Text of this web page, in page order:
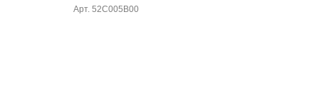
Арт. 52C005B00